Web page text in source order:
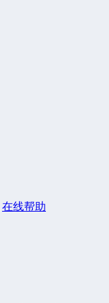
在线帮助